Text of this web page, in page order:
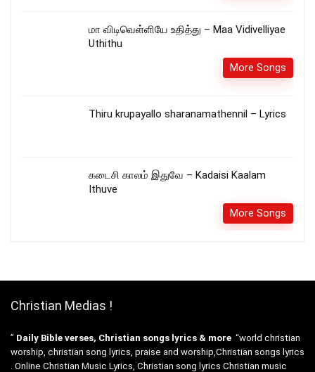
மா விடிவெள்ளியே உதித்து – Maa Vidivelliyae
Uthithu
More Songs
Thiru krupayallo sharanamathennil – Lyrics
கடைசி காலம் இதுவே – Kadaisi Kaalam
Ithuve
More Songs
Christian Medias !
” Daily Bible verses, Christian songs lyrics & more “world christian
worship, christian song lyrics, praise and worship,Christian songs lyrics
. Online Christian Music Lyrics, Christian song lyrics Christian music